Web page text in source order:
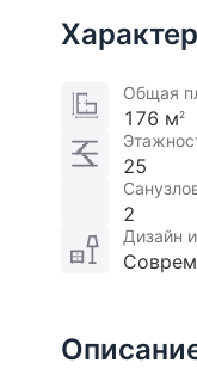
Общая
176 м 2
25
2
Дизайн